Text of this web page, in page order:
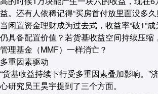
益。还有人依稀记得“买房首付放里面没多久
当闲置资金理财成为过去式，收益率“破1”
仍具备配置价值？若货基收益空间持续压缩
管理基金（MMF）一样消亡？
多重因素驱动
“货基收益持续下行受多重因素叠加影响。”
心研究员王昊宇提到了三个方面。